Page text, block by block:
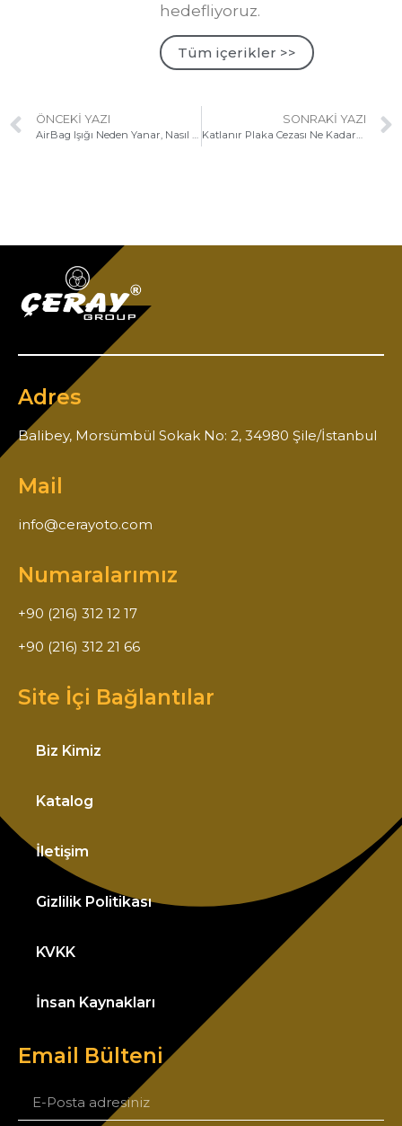
hedefliyoruz.
Tüm içerikler >>
ÖNCEKI YAZI SONRAKI YAZI
Adres
Balibey, Morsümbül Sokak No: 2, 34980 Şile/İstanbul
Mail
info@cerayoto.com
Numaralarımız
+90 (216) 312 12 17
+90 (216) 312 21 66
Site İçi Bağlantılar
Biz Kimiz
Katalog
İletişim
Gizlilik Politikası
KVKK
İnsan Kaynakları
Email Bülteni